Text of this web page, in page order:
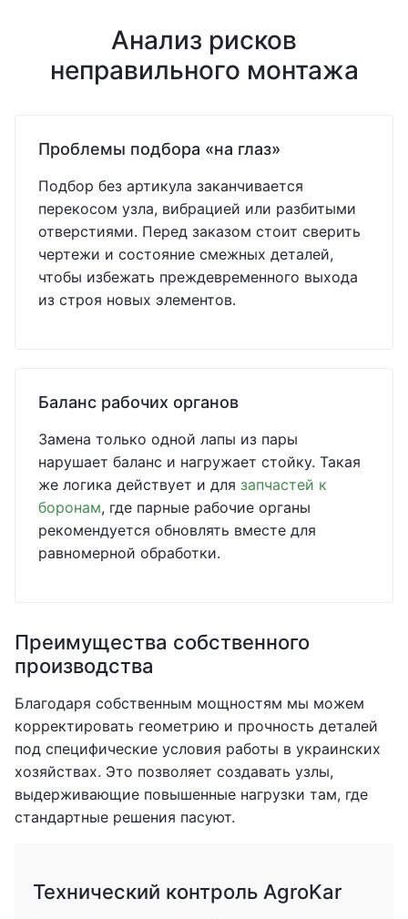
Анализ рисков
неправильного монтажа
Проблемы подбора «на глаз»
Подбор без артикула заканчивается
перекосом узла, вибрацией или разбитыми
отверстиями. Перед заказом стоит сверить
чертежи и состояние смежных деталей,
чтобы избежать преждевременного выхода
из строя новых элементов.
Баланс рабочих органов
Замена только одной лапы из пары
нарушает баланс и нагружает стойку. Такая
же логика действует и для запчастей к
боронам, где парные рабочие органы
рекомендуется обновлять вместе для
равномерной обработки.
Преимущества собственного
производства
Благодаря собственным мощностям мы можем
корректировать геометрию и прочность деталей
под специфические условия работы в украинских
хозяйствах. Это позволяет создавать узлы,
выдерживающие повышенные нагрузки там, где
стандартные решения пасуют.
Технический контроль AgroKar